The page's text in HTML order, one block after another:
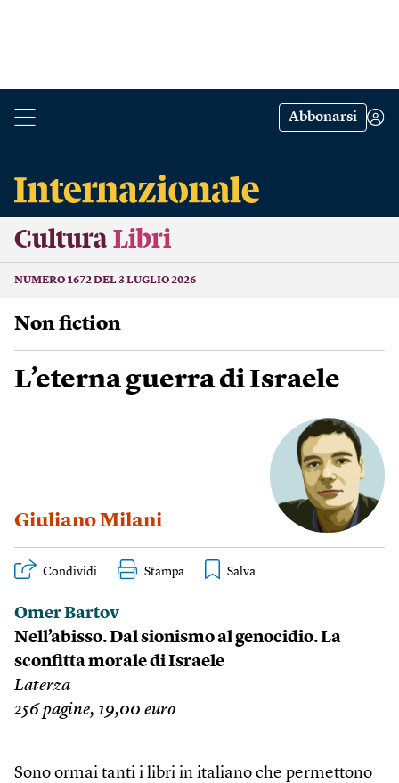
Abbonarsi
Cultura Libri
NUMERO 1672 DEL 3 LUGLIO 2026
Non fiction
L’eterna guerra di Israele
Giuliano Milani
Condividi Stampa
Omer Bartov
Nell’abisso. Dal sionismo al genocidio. La
sconfitta morale di Israele
Laterza
256 pagine, 19,00 euro
Sono ormai tanti i libri in italiano che permettono